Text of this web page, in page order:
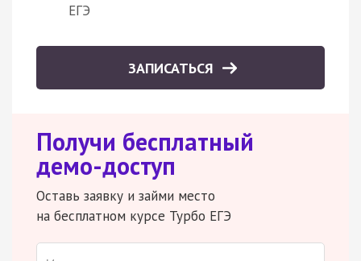
ЕГЭ
ЗАПИСАТЬСЯ
Получи бесплатный
демо-доступ
Оставь заявку и займи место
на бесплатном курсе Турбо ЕГЭ